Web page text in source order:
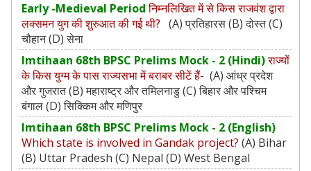
Early -Medieval Period निम्नलिखित में से किस राजवंश द्वारा
लक्समन युग की शुरुआत की गई थी? (A) प्रतिहारस (B) दोस्त (C)
चौहान (D) सेना
Imtihaan 68th BPSC Prelims Mock - 2 (Hindi)राज्‍यों
के किस युग्‍म के पास राज्यसभा में बराबर सीटें हैं- (A) आंध्र प्रदेश
और गुजरात (B) महाराष्ट्र और तमिलनाडु (C) बिहार और पश्चिम
बंगाल (D) सिक्किम और मणिपुर
Imtihaan 68th BPSC Prelims Mock - 2 (English)
Which state is involved in Gandak project? (A) Bihar
(B) Uttar Pradesh (C) Nepal (D) West Bengal